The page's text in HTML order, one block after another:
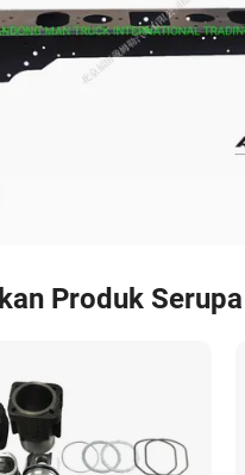
Produk Serupa